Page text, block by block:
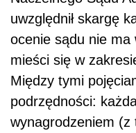
uwzględnił skargę
ocenie sądu nie ma
mieści się w
Między tymi
podrzędności:
wynagrodzeniem (z